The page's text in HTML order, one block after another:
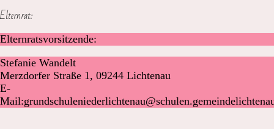
Elternrat:
Elternratsvorsitzende:
Stefanie Wandelt
Merzdorfer Straße 1, 09244 Lichtenau
E-